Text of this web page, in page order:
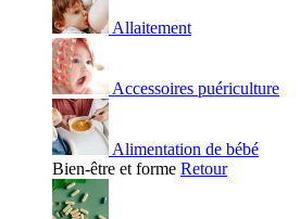
Allaitement
Accessoires puériculture
Alimentation de bébé
Bien-être et forme Retour